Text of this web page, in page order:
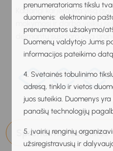
prenumeratoriams tikslu
duomenis: elektroninio
prenumeratos užsakymo/
Duomenų valdytojo Jums
informacijos pateikimo
4. Svetainės tobulinimo
adresą, tinklo ir vietos
juos suteikia. Duomenys
panašių technologijų
5. įvairių renginių
užsiregistravusių ir
Kadangi karjera yra visą
mokymosi ir darbo veiklų
deimantų susidaro visa
Sprendimo technikos